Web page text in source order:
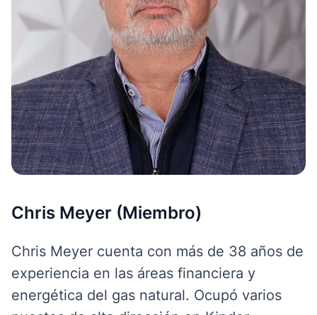
Chris Meyer (Miembro)
Chris Meyer cuenta con más de 38 años de
experiencia en las áreas financiera y
energética del gas natural. Ocupó varios